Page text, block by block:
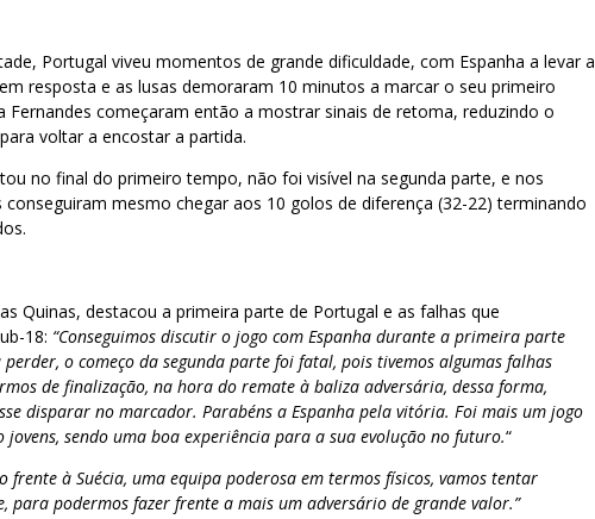
Portugal viveu momentos de grande dificuldade, com Espanha a levar a
resposta e as lusas demoraram 10 minutos a marcar o seu primeiro
Fernandes começaram então a mostrar sinais de retoma, reduzindo o
voltar a encostar a partida.
no final do primeiro tempo, não foi visível na segunda parte, e nos
mesmo chegar aos 10 golos de diferença (32-22) terminando
Quinas, destacou a primeira parte de Portugal e as falhas que
18: “Conseguimos discutir o jogo com Espanha durante a primeira parte
o começo da segunda parte foi fatal, pois tivemos algumas falhas
de finalização, na hora do remate à baliza adversária, dessa forma,
disparar no marcador. Parabéns a Espanha pela vitória. Foi mais um jogo
sendo uma boa experiência para a sua evolução no futuro.“
frente à Suécia, uma equipa poderosa em termos físicos, vamos tentar
para podermos fazer frente a mais um adversário de grande valor.”